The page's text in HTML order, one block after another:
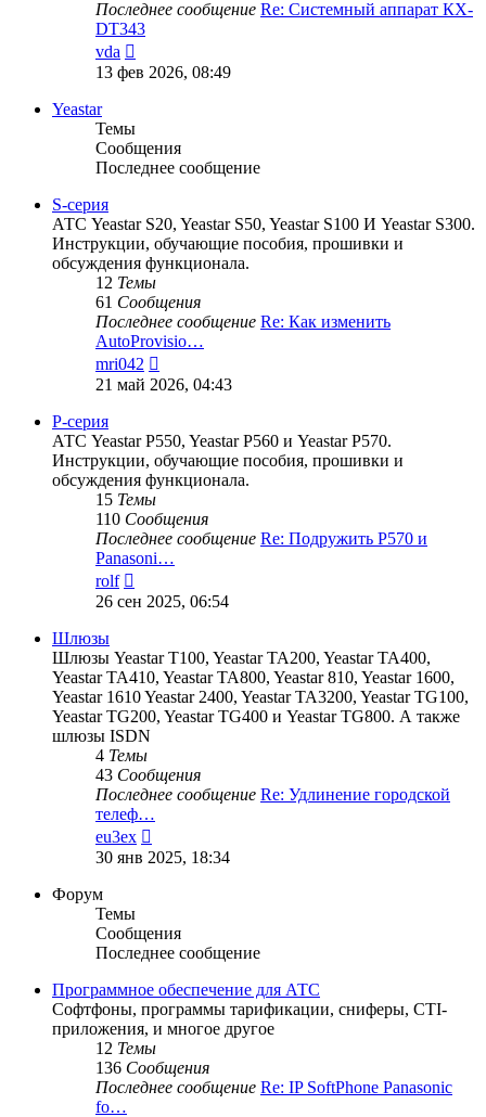
Последнее сообщение Re: Системный аппарат КХ-
DT343
vda
к
последнему
13 фев 2026, 08:49
Yeastar
Темы
Сообщения
Последнее сообщение
S-серия
АТС Yeastar S20, Yeastar S50, Yeastar S100 И Yeastar S300.
Инструкции, обучающие пособия, прошивки и
обсуждения функционала.
12 Темы
61 Сообщения
Последнее сообщение Re: Как изменить
AutoProvisio…
mri042
к
последнему
21 май 2026, 04:43
P-серия
АТС Yeastar P550, Yeastar P560 и Yeastar P570.
Инструкции, обучающие пособия, прошивки и
обсуждения функционала.
15 Темы
110 Сообщения
Последнее сообщение Re: Подружить P570 и
Panasoni…
rolf
к
последнему
26 сен 2025, 06:54
Шлюзы
Шлюзы Yeastar T100, Yeastar TA200, Yeastar TA400,
Yeastar TA410, Yeastar TA800, Yeastar 810, Yeastar 1600,
Yeastar 1610 Yeastar 2400, Yeastar TA3200, Yeastar TG100,
Yeastar TG200, Yeastar TG400 и Yeastar TG800. А также
шлюзы ISDN
4 Темы
43 Сообщения
Последнее сообщение Re: Удлинение городской
телеф…
eu3ex
к
последнему
30 янв 2025, 18:34
Форум
Темы
Сообщения
Последнее сообщение
Программное обеспечение для АТС
Софтфоны, программы тарификации, сниферы, CTI-
приложения, и многое другое
12 Темы
136 Сообщения
Последнее сообщение Re: IP SoftPhone Panasonic
fo…